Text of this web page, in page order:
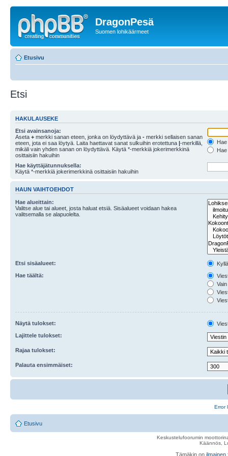
DragonPesä
Suomen lohikäärmeet
Etusivu
Etsi
HAKULAUSEKE
Etsi avainsanoja:
Aseta + merkki sanan eteen, jonka on löydyttävä ja - merkki sellaisen sanan
eteen, jota ei saa löytyä. Laita haettavat sanat sulkuihin erotettuna |-merkillä,
mikäli vain yhden sanan on löydyttävä. Käytä *-merkkiä jokerimerkkinä
osittaisiin hakuihin
Hae käyttäjätunnuksella:
Käytä *-merkkiä jokerimerkkinä osittaisiin hakuihin
HAUN VAIHTOEHDOT
Hae alueittain:
Valitse alue tai alueet, josta haluat etsiä. Sisäalueet voidaan hakea
valitsemalla se alapuolelta.
Etsi sisäalueet:
Hae täältä:
Näytä tulokset:
Lajittele tulokset:
Rajaa tulokset:
Palauta ensimmäiset:
Error
Etusivu
Keskustelufoorumin
Käännös,
Tämäkin on ilmainen